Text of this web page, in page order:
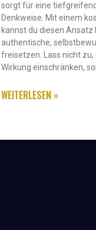
sorgt für eine
Denkweise. Mit einem
kannst du diesen Ansatz
authentische,
freisetzen. Lass nicht
Wirkung einschränken,
WEITERLESEN »